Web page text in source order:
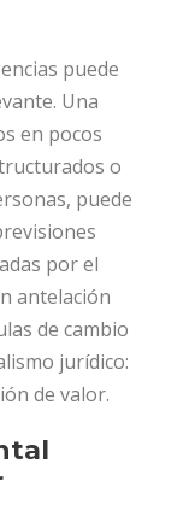
puede
Una
en pocos
o
puede
por el
antelación
de cambio
jurídico:
de valor.